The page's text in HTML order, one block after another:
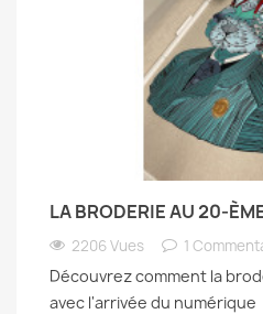
LA BRODERIE AU 20-
2206 Vues 1
Découvrez comment la
avec l'arrivée du numérique